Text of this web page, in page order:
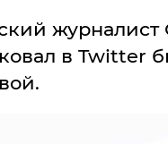
в Twitter